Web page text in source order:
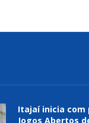
Itajaí inicia com
Jogos Abertos